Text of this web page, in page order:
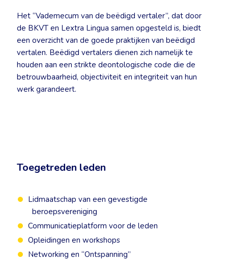
Het “Vademecum van de beëdigd vertaler”, dat door
de BKVT en Lextra Lingua samen opgesteld is, biedt
een overzicht van de goede praktijken van beëdigd
vertalen. Beëdigd vertalers dienen zich namelijk te
houden aan een strikte deontologische code die de
betrouwbaarheid, objectiviteit en integriteit van hun
werk garandeert.
Toegetreden leden
Lidmaatschap van een gevestigde
beroepsvereniging
Communicatieplatform voor de leden
Opleidingen en workshops
Networking en “Ontspanning”